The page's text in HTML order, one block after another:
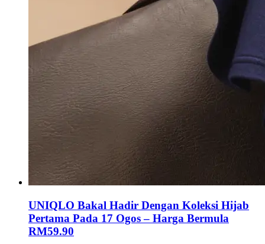
UNIQLO Bakal Hadir Dengan Koleksi Hijab
Pertama Pada 17 Ogos – Harga Bermula
RM59.90